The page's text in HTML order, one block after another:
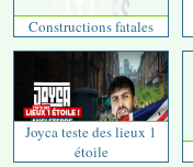
Constructions fatales
Joyca teste des lieux 1
étoile